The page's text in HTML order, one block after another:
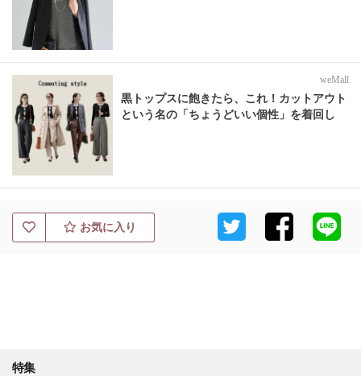
weMall
黒トップスに飽きたら、これ！カットアウト
という名の「ちょうどいい個性」を着回し
お気に入り
特集